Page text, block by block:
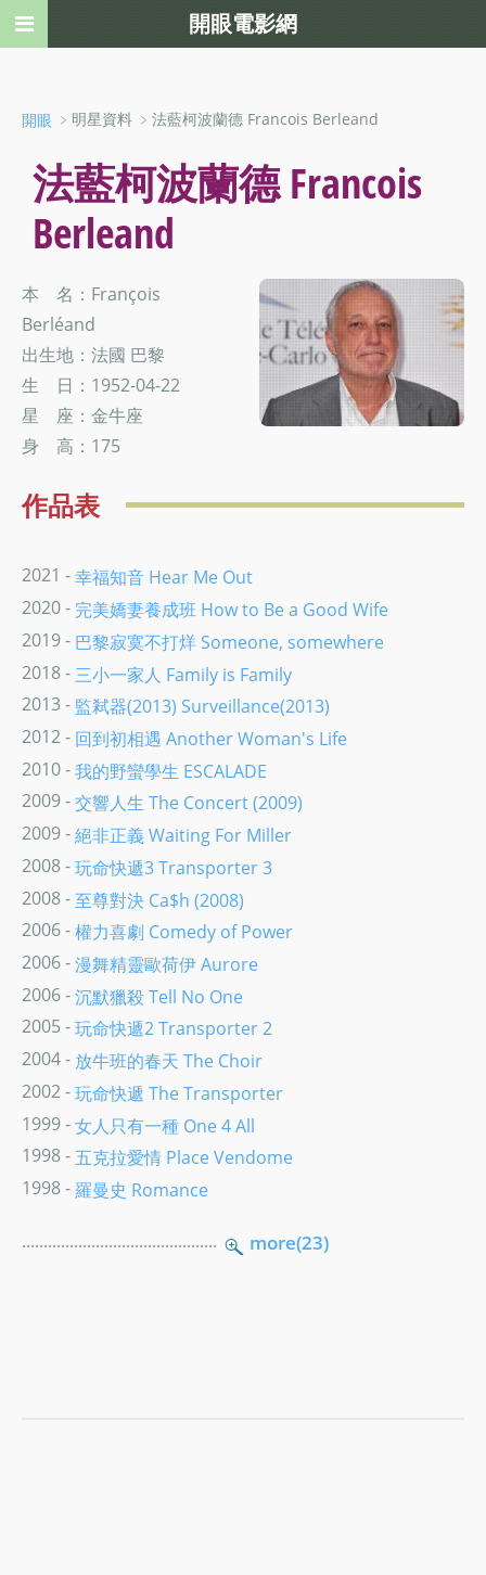
開眼 ﹥明星資料 ﹥法藍柯波蘭德 Francois Berleand
法藍柯波蘭德 Francois
Berleand
本 名：François
Berléand
出生地：法國 巴黎
生 日：1952-04-22
星 座：金牛座
身 高：175
作品表
2021 -幸福知音 Hear Me Out
2020 - 完美嬌妻養成班 How to Be a Good Wife
2019 - 巴黎寂寞不打烊 Someone, somewhere
2018 - 三小一家人 Family is Family
2013 - 監弒器(2013) Surveillance(2013)
2012 - 回到初相遇 Another Woman's Life
2010 -我的野蠻學生 ESCALADE
2009 -交響人生 The Concert (2009)
2009 -絕非正義 Waiting For Miller
2008 -玩命快遞3 Transporter 3
2008 -至尊對決 Ca$h (2008)
2006 -權力喜劇 Comedy of Power
2006 -漫舞精靈歐荷伊 Aurore
2006 -沉默獵殺 Tell No One
2005 -玩命快遞2 Transporter 2
2004 - 放牛班的春天 The Choir
2002 -玩命快遞 The Transporter
1999 -女人只有一種 One 4 All
1998 - 五克拉愛情 Place Vendome
1998 -羅曼史 Romance
............................................. more(23)
開眼電影網